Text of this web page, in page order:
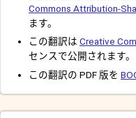
Commons Attribution-
ます。
この翻訳は Creative
センスで公開されます。
この翻訳の PDF 版を